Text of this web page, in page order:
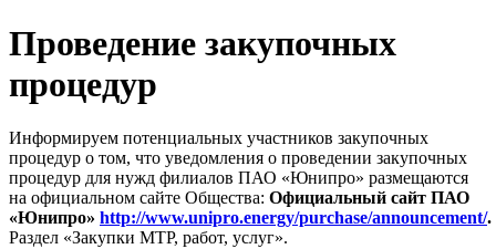
Проведение закупочных
процедур
Информируем потенциальных участников закупочных
процедур о том, что уведомления о проведении закупочных
процедур для нужд филиалов ПАО «Юнипро» размещаются
на официальном сайте Общества: Официальный сайт ПАО
«Юнипро» http://www.unipro.energy/purchase/announcement/.
Раздел «Закупки МТР, работ, услуг».